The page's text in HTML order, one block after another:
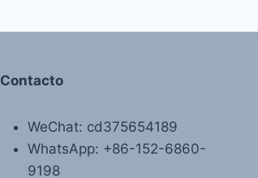
Contacto
WeChat: cd375654189
WhatsApp: +86-152-6860-
9198